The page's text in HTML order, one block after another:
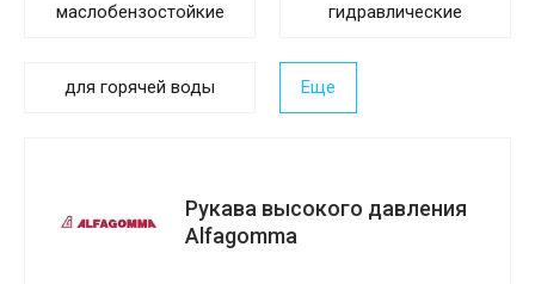
маслобензостойкие гидравлические
для горячей воды Еще
Рукава высокого давления
Alfagomma